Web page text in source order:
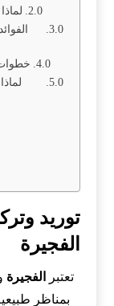
توريد
الفجيرة
تعتبر الفجيرة
بمناظر